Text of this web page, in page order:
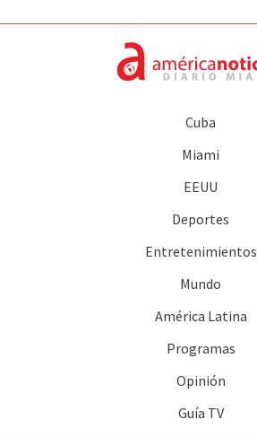
Cuba
Miami
EEUU
Deportes
Entretenimientos
Mundo
América Latina
Programas
Opinión
Guía TV